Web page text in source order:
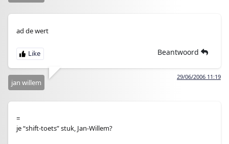
ad de wert
Beantwoord
29/06/2006 11:19
jan willem
=
je “shift-toets” stuk, Jan-Willem?